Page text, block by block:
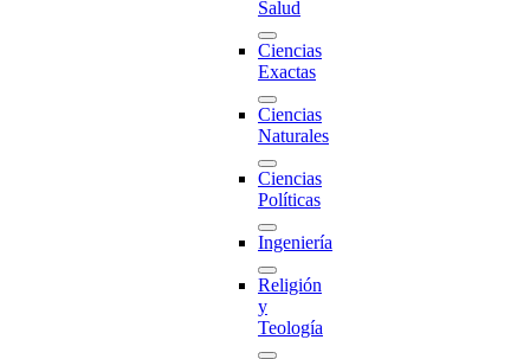
Salud
Ciencias
Exactas
Ciencias
Naturales
Ciencias
Políticas
Ingeniería
Religión
y
Teología